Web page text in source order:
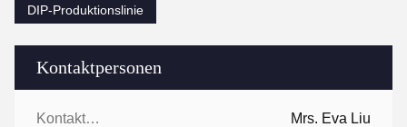
Kontaktpersonen
Kontaktpersonen: Mrs. Eva Liu
DIP-Produktionslinie